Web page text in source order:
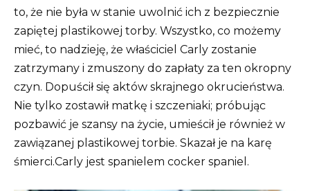
to, że nie była w stanie uwolnić ich z bezpiecznie
zapiętej plastikowej torby. Wszystko, co możemy
mieć, to nadzieję, że właściciel Carly zostanie
zatrzymany i zmuszony do zapłaty za ten okropny
czyn. Dopuścił się aktów skrajnego okrucieństwa.
Nie tylko zostawił matkę i szczeniaki; próbując
pozbawić je szansy na życie, umieścił je również w
zawiązanej plastikowej torbie. Skazał je na karę
śmierci.Carly jest spanielem cocker spaniel.